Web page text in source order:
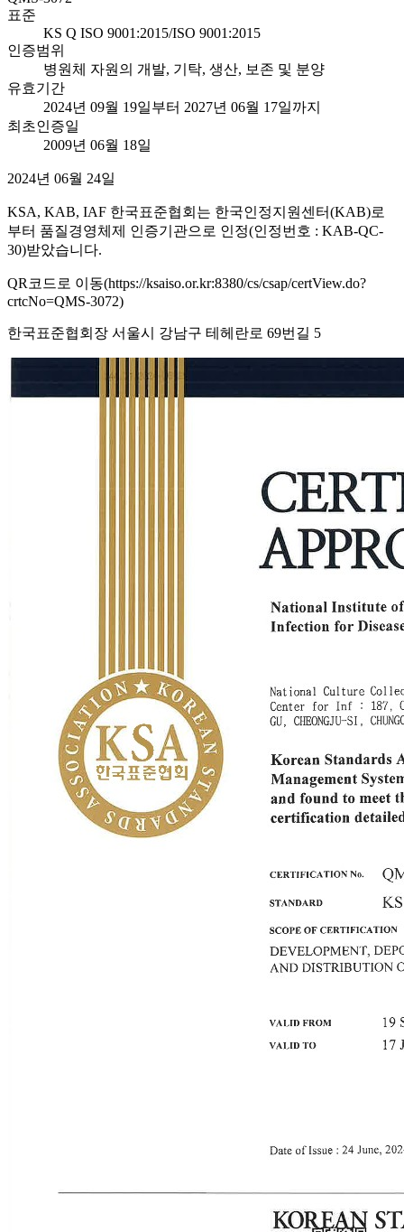
표준
KS Q ISO 9001:2015/ISO 9001:2015
인증범위
병원체 자원의 개발, 기탁, 생산, 보존 및 분양
유효기간
2024년 09월 19일부터 2027년 06월 17일까지
최초인증일
2009년 06월 18일
2024년 06월 24일
KSA, KAB, IAF 한국표준협회는 한국인정지원센터(KAB)로
부터 품질경영체제 인증기관으로 인정(인정번호 : KAB-QC-
30)받았습니다.
QR코드로 이동(https://ksaiso.or.kr:8380/cs/csap/certView.do?
crtcNo=QMS-3072)
한국표준협회장 서울시 강남구 테헤란로 69번길 5